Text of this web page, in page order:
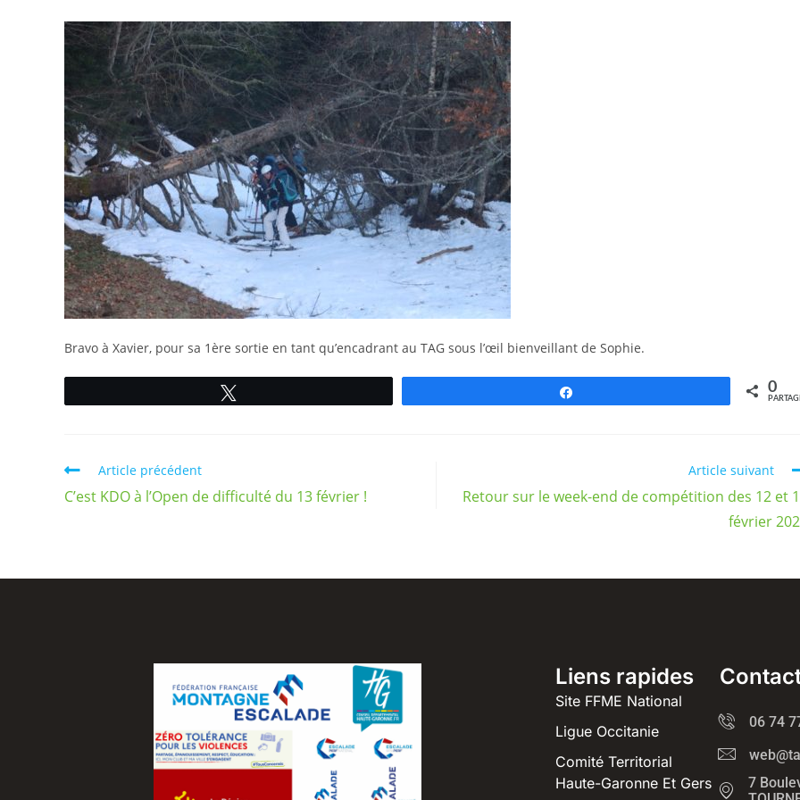
Bravo à Xavier, pour sa 1ère sortie en tant qu’encadrant au TAG sous l’œil bienveillant de Sophie.
0
Article précédent
C’est KDO à l’Open de difficulté du 13 février !
Article suivant
Retour sur le week-end de compétition des 12 et
février
Liens rapides
Site FFME National
Ligue Occitanie
Comité Territorial
Haute-Garonne Et Gers
06 74
7